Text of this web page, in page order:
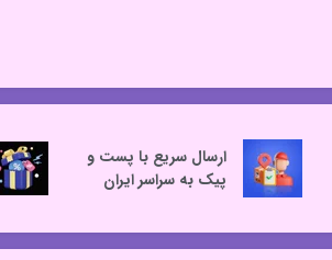
ارسال سریع با پست و
پیک به سراسر ایران